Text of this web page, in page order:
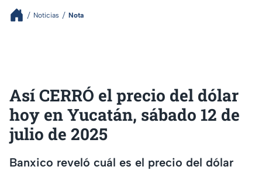
Noticias Nota
Así CERRÓ el precio del dólar
hoy en Yucatán, sábado 12 de
julio de 2025
Banxico reveló cuál es el precio del dólar